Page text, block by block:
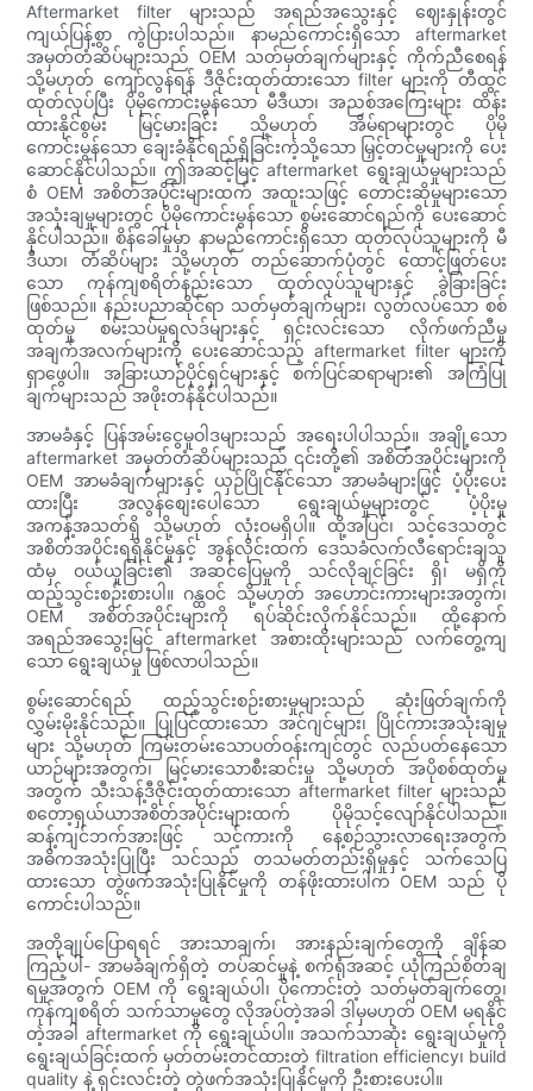
Aftermarket filter များသည် အရည်အသွေးနှင့် ဈေးနှုန်းတွင်
ကျယ်ပြန့်စွာ ကွဲပြားပါသည်။ နာမည်ကောင်းရှိသော aftermarket
အမှတ်တံဆိပ်များသည် OEM သတ်မှတ်ချက်များနှင့် ကိုက်ညီစေရန်
သို့မဟုတ် ကျော်လွန်ရန် ဒီဇိုင်းထုတ်ထားသော filter များကို တီထွင်
ထုတ်လုပ်ပြီး ပိုမိုကောင်းမွန်သော မီဒီယာ၊ အညစ်အကြေးများ ထိန်း
ထားနိုင်စွမ်း မြင့်မားခြင်း သို့မဟုတ် အိမ်ရာများတွင် ပိုမို
ကောင်းမွန်သော ချေးခံနိုင်ရည်ရှိခြင်းကဲ့သို့သော မြှင့်တင်မှုများကို ပေး
ဆောင်နိုင်ပါသည်။ ဤအဆင့်မြင့် aftermarket ရွေးချယ်မှုများသည်
စံ OEM အစိတ်အပိုင်းများထက် အထူးသဖြင့် တောင်းဆိုမှုများသော
အသုံးချမှုများတွင် ပိုမိုကောင်းမွန်သော စွမ်းဆောင်ရည်ကို ပေးဆောင်
နိုင်ပါသည်။ စိန်ခေါ်မှုမှာ နာမည်ကောင်းရှိသော ထုတ်လုပ်သူများကို မီ
ဒီယာ၊ တံဆိပ်များ သို့မဟုတ် တည်ဆောက်ပုံတွင် ထောင့်ဖြတ်ပေး
သော ကုန်ကျစရိတ်နည်းသော ထုတ်လုပ်သူများနှင့် ခွဲခြားခြင်း
ဖြစ်သည်။ နည်းပညာဆိုင်ရာ သတ်မှတ်ချက်များ၊ လွတ်လပ်သော စစ်
ထုတ်မှု စမ်းသပ်မှုရလဒ်များနှင့် ရှင်းလင်းသော လိုက်ဖက်ညီမှု
အချက်အလက်များကို ပေးဆောင်သည့် aftermarket filter များကို
ရှာဖွေပါ။ အခြားယာဉ်ပိုင်ရှင်များနှင့် စက်ပြင်ဆရာများ၏ အကြံပြု
ချက်များသည် အဖိုးတန်နိုင်ပါသည်။
အာမခံနှင့် ပြန်အမ်းငွေမူဝါဒများသည် အရေးပါပါသည်။ အချို့သော
aftermarket အမှတ်တံဆိပ်များသည် ၎င်းတို့၏ အစိတ်အပိုင်းများကို
OEM အာမခံချက်များနှင့် ယှဉ်ပြိုင်နိုင်သော အာမခံများဖြင့် ပံ့ပိုးပေး
ထားပြီး အလွန်စျေးပေါသော ရွေးချယ်မှုများတွင် ပံ့ပိုးမှု
အကန့်အသတ်ရှိ သို့မဟုတ် လုံးဝမရှိပါ။ ထို့အပြင်၊ သင့်ဒေသတွင်
အစိတ်အပိုင်းရရှိနိုင်မှုနှင့် အွန်လိုင်းထက် ဒေသခံလက်လီရောင်းချသူ
ထံမှ ဝယ်ယူခြင်း၏ အဆင်ပြေမှုကို သင်လိုချင်ခြင်း ရှိ၊ မရှိကို
ထည့်သွင်းစဉ်းစားပါ။ ဂန္ထဝင် သို့မဟုတ် အဟောင်းကားများအတွက်၊
OEM အစိတ်အပိုင်းများကို ရပ်ဆိုင်းလိုက်နိုင်သည်။ ထို့နောက်
အရည်အသွေးမြင့် aftermarket အစားထိုးများသည် လက်တွေ့ကျ
သော ရွေးချယ်မှု ဖြစ်လာပါသည်။
စွမ်းဆောင်ရည် ထည့်သွင်းစဉ်းစားမှုများသည် ဆုံးဖြတ်ချက်ကို
လွှမ်းမိုးနိုင်သည်။ ပြုပြင်ထားသော အင်ဂျင်များ၊ ပြိုင်ကားအသုံးချမှု
များ သို့မဟုတ် ကြမ်းတမ်းသောပတ်ဝန်းကျင်တွင် လည်ပတ်နေသော
ယာဉ်များအတွက်၊ မြင့်မားသောစီးဆင်းမှု သို့မဟုတ် အပိုစစ်ထုတ်မှု
အတွက် သီးသန့်ဒီဇိုင်းထုတ်ထားသော aftermarket filter များသည်
စတော့ရှယ်ယာအစိတ်အပိုင်းများထက် ပိုမိုသင့်လျော်နိုင်ပါသည်။
ဆန့်ကျင်ဘက်အားဖြင့် သင့်ကားကို နေ့စဉ်သွားလာရေးအတွက်
အဓိကအသုံးပြုပြီး သင်သည် တသမတ်တည်းရှိမှုနှင့် သက်သေပြ
ထားသော တွဲဖက်အသုံးပြုနိုင်မှုကို တန်ဖိုးထားပါက OEM သည် ပို
ကောင်းပါသည်။
အတိုချုပ်ပြောရရင် အားသာချက်၊ အားနည်းချက်တွေကို ချိန်ဆ
ကြည့်ပါ- အာမခံချက်ရှိတဲ့ တပ်ဆင်မှုနဲ့ စက်ရုံအဆင့် ယုံကြည်စိတ်ချ
ရမှုအတွက် OEM ကို ရွေးချယ်ပါ၊ ပိုကောင်းတဲ့ သတ်မှတ်ချက်တွေ၊
ကုန်ကျစရိတ် သက်သာမှုတွေ လိုအပ်တဲ့အခါ ဒါမှမဟုတ် OEM မရနိုင်
တဲ့အခါ aftermarket ကို ရွေးချယ်ပါ။ အသက်သာဆုံး ရွေးချယ်မှုကို
ရွေးချယ်ခြင်းထက် မှတ်တမ်းတင်ထားတဲ့ filtration efficiency၊ build
quality နဲ့ ရှင်းလင်းတဲ့ တွဲဖက်အသုံးပြုနိုင်မှုကို ဦးစားပေးပါ။